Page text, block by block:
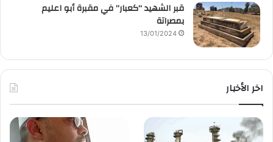
قبر الشهيد “كعبار” في مقبرة أبو اعليم
بمصراتة
13/01/2024
اخر الأخبار